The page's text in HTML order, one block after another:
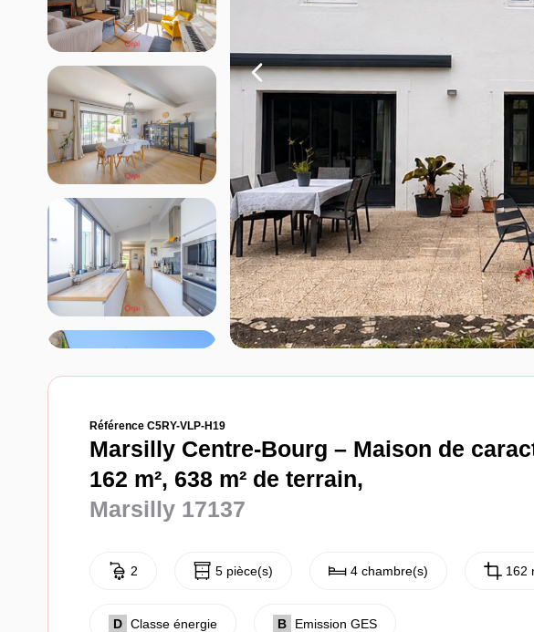
Référence C5RY-VLP-H19
Marsilly Centre-Bourg – Maison de
162 m², 638 m² de terrain,
Marsilly 17137
2 5 pièce(s) 4 chambre(s) 162
D Classe énergie B Emission GES